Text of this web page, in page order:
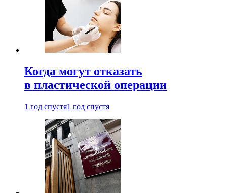
Когда могут отказать
в пластической операции
1 год спустя1 год спустя